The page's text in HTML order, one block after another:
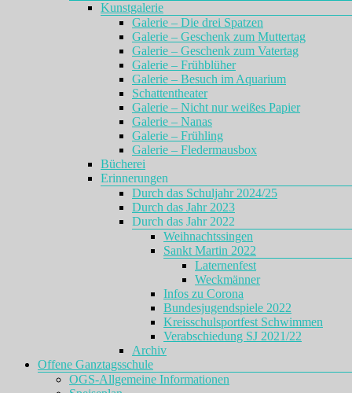
Kunstgalerie
Galerie – Die drei Spatzen
Galerie – Geschenk zum Muttertag
Galerie – Geschenk zum Vatertag
Galerie – Frühblüher
Galerie – Besuch im Aquarium
Schattentheater
Galerie – Nicht nur weißes Papier
Galerie – Nanas
Galerie – Frühling
Galerie – Fledermausbox
Bücherei
Erinnerungen
Durch das Schuljahr 2024/25
Durch das Jahr 2023
Durch das Jahr 2022
Weihnachtssingen
Sankt Martin 2022
Laternenfest
Weckmänner
Infos zu Corona
Bundesjugendspiele 2022
Kreisschulsportfest Schwimmen
Verabschiedung SJ 2021/22
Archiv
Offene Ganztagsschule
OGS-Allgemeine Informationen